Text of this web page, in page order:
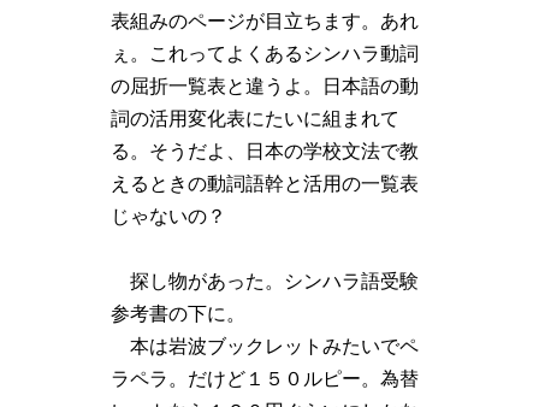
表組みのページが目立ちます。あれ
ぇ。これってよくあるシンハラ動詞
の屈折一覧表と違うよ。日本語の動
詞の活用変化表にたいに組まれて
る。そうだよ、日本の学校文法で教
えるときの動詞語幹と活用の一覧表
じゃないの？
探し物があった。シンハラ語受験
参考書の下に。
本は岩波ブックレットみたいでペ
ラペラ。だけど１５０ルピー。為替